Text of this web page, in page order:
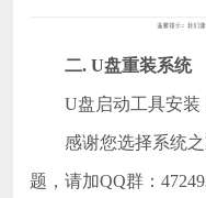
二. U盘重装系统
U盘启动工具安装
感谢您选择系统之
题，请加QQ群：